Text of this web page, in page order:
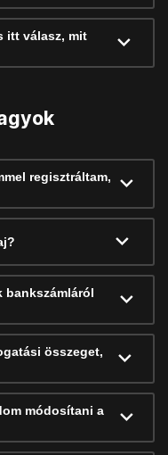
itt válasz, mit
regisztráltam,
bankszámláról
összeget,
módosítani a